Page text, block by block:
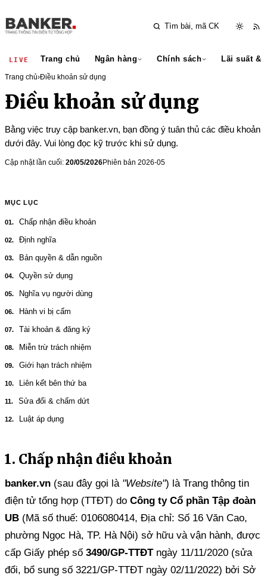
LIVE Trang chủ Ngân hàng Chính sách Lãi suất &
Trang chủ›Điều khoản sử dụng
Điều khoản sử dụng
Bằng việc truy cập banker.vn, bạn đồng ý tuân thủ các điều khoản
dưới đây. Vui lòng đọc kỹ trước khi sử dụng.
Cập nhật lần cuối: 20/05/2026Phiên bản 2026-05
MỤC LỤC
Chấp nhận điều khoản
Định nghĩa
Bản quyền & dẫn nguồn
Quyền sử dụng
Nghĩa vụ người dùng
Hành vi bị cấm
Tài khoản & đăng ký
Miễn trừ trách nhiệm
Giới hạn trách nhiệm
Liên kết bên thứ ba
Sửa đổi & chấm dứt
Luật áp dụng
1. Chấp nhận điều khoản
banker.vn (sau đây gọi là "Website") là Trang thông tin
điện tử tổng hợp (TTĐT) do Công ty Cổ phần Tập đoàn
UB (Mã số thuế: 0106080414, Địa chỉ: Số 16 Văn Cao,
phường Ngọc Hà, TP. Hà Nội) sở hữu và vận hành, được
cấp Giấy phép số 3490/GP-TTĐTngày 11/11/2020 (sửa
đổi, bổ sung số 3221/GP-TTĐT ngày 02/11/2022) bởi Sở